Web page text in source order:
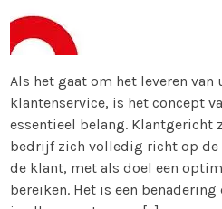
Als het gaat om het leveren van
klantenservice, is het concept
essentieel belang. Klantgericht
bedrijf zich volledig richt op de
de klant, met als doel een
bereiken. Het is een